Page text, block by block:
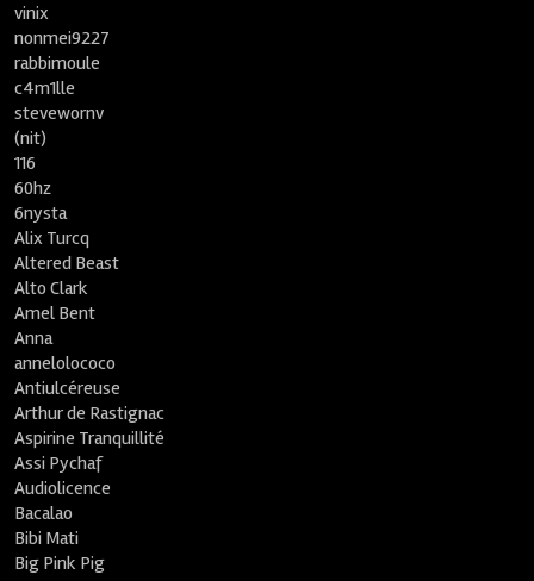
vinix
nonmei9227
rabbimoule
c4m1lle
stevewornv
(nit)
116
60hz
6nysta
Alix Turcq
Altered Beast
Alto Clark
Amel Bent
Anna
annelolococo
Antiulcéreuse
Arthur de Rastignac
Aspirine Tranquillité
Assi Pychaf
Audiolicence
Bacalao
Bibi Mati
Big Pink Pig